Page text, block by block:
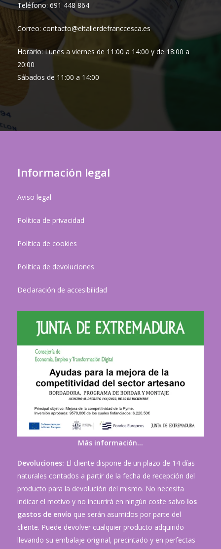
Teléfono: 691 448 864
Correo: contacto@eltallerdefranccesca.es
Horario: Lunes a viernes de 11:00 a 14:00 y de 18:00 a
20:00
Sábados de 11:00 a 14:00
Información legal
Aviso legal
Política de privacidad
Política de cookies
Política de devoluciones
Declaración de accesibilidad
Más información…
Devoluciones: El cliente dispone de un plazo de 14 días
naturales contados a partir de la fecha de recepción del
producto para la devolución del mismo. No necesita
indicar el motivo y no incurrirá en ningún coste salvo los
gastos de envío que serán asumidos por parte del
cliente. Puede devolver cualquier producto adquirido
llevando su embalaje original, precintado y en perfectas